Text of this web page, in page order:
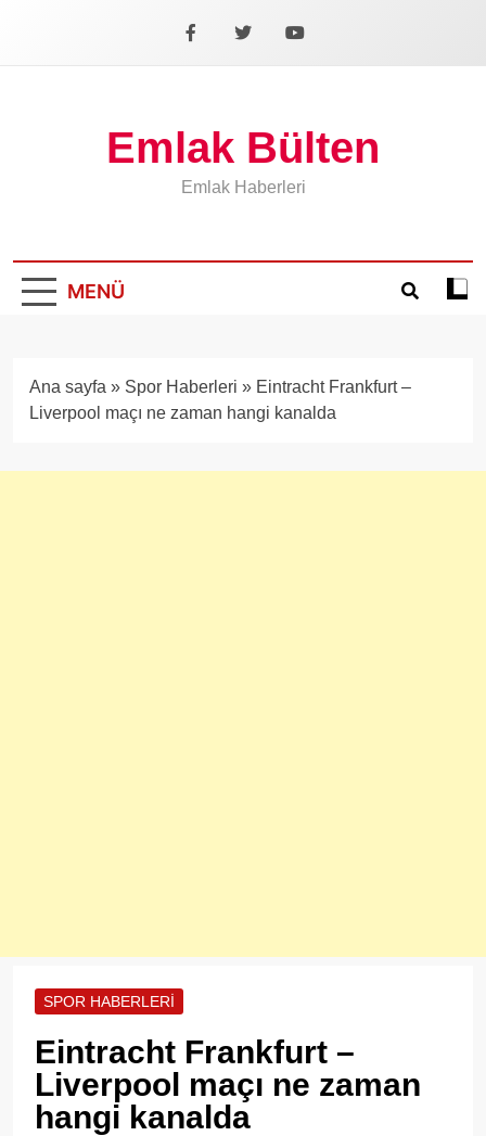
Facebook
X YouTube
Emlak Bülten
Emlak Haberleri
MENÜ
Koyu
Ana sayfa » Spor Haberleri » Eintracht Frankfurt –
Liverpool maçı ne zaman hangi kanalda
SPOR HABERLERI
Eintracht Frankfurt –
Liverpool maçı ne zaman
hangi kanalda